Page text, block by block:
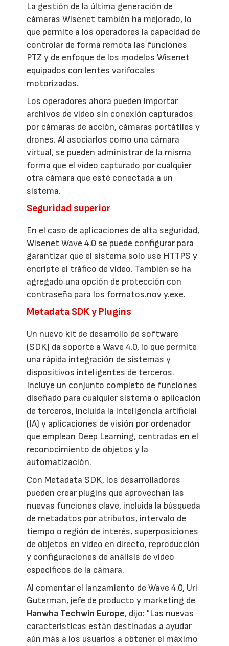
La gestión de la última generación de
cámaras Wisenet también ha mejorado, lo
que permite a los operadores la capacidad de
controlar de forma remota las funciones
PTZ y de enfoque de los modelos Wisenet
equipados con lentes varifocales
motorizadas.
Los operadores ahora pueden importar
archivos de vídeo sin conexión capturados
por cámaras de acción, cámaras portátiles y
drones. Al asociarlos como una cámara
virtual, se pueden administrar de la misma
forma que el vídeo capturado por cualquier
otra cámara que esté conectada a un
sistema.
Seguridad superior
En el caso de aplicaciones de alta seguridad,
Wisenet Wave 4.0 se puede configurar para
garantizar que el sistema solo use HTTPS y
encripte el tráfico de vídeo. También se ha
agregado una opción de protección con
contraseña para los formatos.nov y.exe.
Metadata SDK y Plugins
Un nuevo kit de desarrollo de software
(SDK) da soporte a Wave 4.0, lo que permite
una rápida integración de sistemas y
dispositivos inteligentes de terceros.
Incluye un conjunto completo de funciones
diseñado para cualquier sistema o aplicación
de terceros, incluida la inteligencia artificial
(IA) y aplicaciones de visión por ordenador
que emplean Deep Learning, centradas en el
reconocimiento de objetos y la
automatización.
Con Metadata SDK, los desarrolladores
pueden crear plugins que aprovechan las
nuevas funciones clave, incluida la búsqueda
de metadatos por atributos, intervalo de
tiempo o región de interés, superposiciones
de objetos en vídeo en directo, reproducción
y configuraciones de análisis de vídeo
específicos de la cámara.
Al comentar el lanzamiento de Wave 4.0, Uri
Guterman, jefe de producto y marketing de
Hanwha Techwin Europe, dijo: "Las nuevas
características están destinadas a ayudar
aún más a los usuarios a obtener el máximo